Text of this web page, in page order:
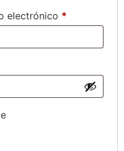
electrónico *